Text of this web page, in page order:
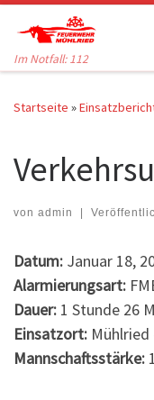
Zum Inhalt springen
Im Notfall: 112
Startseite »
von admin |
Datum: Januar 18,
Alarmierungsart:
Dauer: 1 Stunde 26
Einsatzort: Mühlried
Mannschaftsstärke: